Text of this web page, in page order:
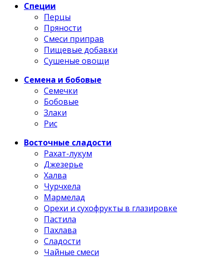
Специи
Перцы
Пряности
Смеси приправ
Пищевые добавки
Сушеные овощи
Семена и бобовые
Семечки
Бобовые
Злаки
Рис
Восточные сладости
Рахат-лукум
Джезерье
Халва
Чурчхела
Мармелад
Орехи и сухофрукты в глазировке
Пастила
Пахлава
Сладости
Чайные смеси